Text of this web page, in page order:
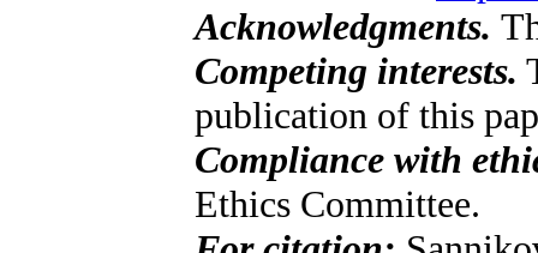
Acknowledgments.
Competing interests.
publication of this
Compliance with
Ethics Committee.